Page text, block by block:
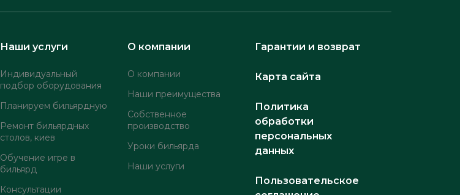
Наши услуги
Индивидуальный
подбор оборудования
Планируем бильярдную
Ремонт бильярдных
столов, киев
Обучение игре в
бильярд
Консультации
О компании
О компании
Наши преимущества
Собственное
производство
Уроки бильярда
Наши услуги
Гарантии и возврат
Карта сайта
Политика
обработки
персональных
данных
Пользовательское